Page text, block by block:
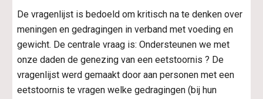
De vragenlijst is bedoeld om kritisch na te denken over
meningen en gedragingen in verband met voeding en
gewicht. De centrale vraag is: Ondersteunen we met
onze daden de genezing van een eetstoornis ? De
vragenlijst werd gemaakt door aan personen met een
eetstoornis te vragen welke gedragingen (bij hun